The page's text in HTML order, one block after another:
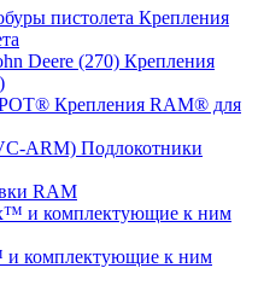
Крепления
Крепления
Крепления RAM® для
Подлокотники
RAM
комплектующие к ним